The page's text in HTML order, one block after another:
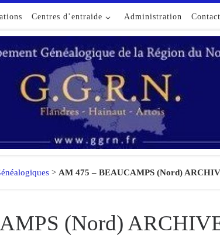
Centres d’entraide Administration Contact
> AM 475 – BEAUCAMPS (Nord)
(Nord)